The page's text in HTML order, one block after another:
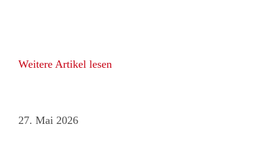
Weitere Artikel lesen
27. Mai 2026